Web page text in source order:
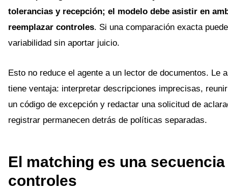
tolerancias y recepción; el modelo debe asistir en
reemplazar controles. Si una comparación exacta
variabilidad sin aportar juicio.
Esto no reduce el agente a un lector de documentos. Le
tiene ventaja: interpretar descripciones imprecisas,
un código de excepción y redactar una solicitud de
registrar permanecen detrás de políticas separadas.
El matching es una secuencia
controles